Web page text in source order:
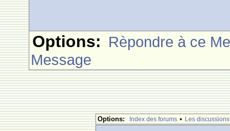
Options: Rèpondre à ce
Message
Options: Index des forums • Les discussions